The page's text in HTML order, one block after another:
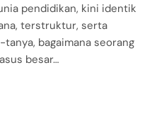
pendidikan, kini identik
terstruktur, serta
bagaimana seorang
besar…